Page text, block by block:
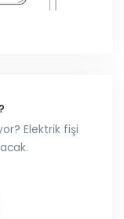
Elektrik fişi